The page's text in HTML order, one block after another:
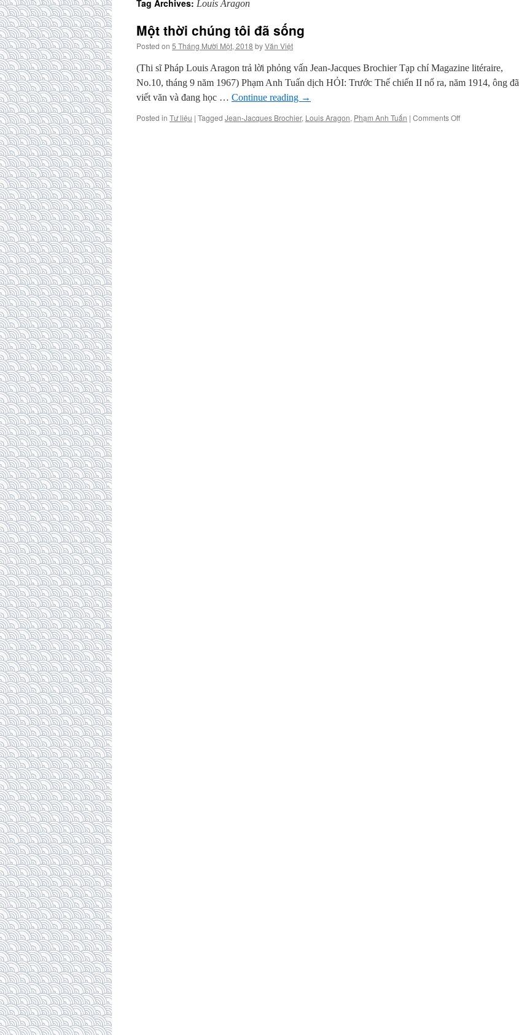
Tag Archives: Louis Aragon
Một thời chúng tôi đã sống
Posted on 5 Tháng Mười Một, 2018 byVăn Việt
(Thi sĩ Pháp Louis Aragon trả lời phỏng vấn Jean-Jacques Brochier Tạp chí Magazine litéraire,
No.10, tháng 9 năm 1967) Phạm Anh Tuấn dịch HỎI: Trước Thế chiến II nổ ra, năm 1914, ông đã
viết văn và đang học … Continue reading →
Posted in Tư liệu | Tagged Jean-Jacques Brochier, Louis Aragon, Phạm Anh Tuấn | Comments Offon